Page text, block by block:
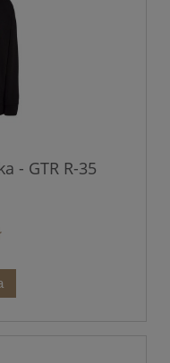
- GTR R-35